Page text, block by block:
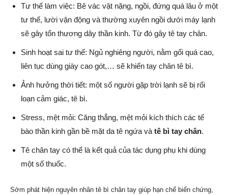
Tư thế làm việc: Bê vác vật nặng, ngồi, đứng quá lâu ở một
tư thế, lười vận động và thường xuyên ngồi dưới máy lạnh
sẽ gây tổn thương dây thần kinh. Từ đó gây tê tay chân.
Sinh hoạt sai tư thế: Ngủ nghiêng người, nằm gối quá cao,
liên tục dùng giày cao gót,… sẽ khiến tay chân tê bì.
Ảnh hưởng thời tiết: một số người gặp trời lạnh sẽ bị rối
loạn cảm giác, tê bì.
Stress, mệt mỏi: Căng thẳng, mệt mỏi kích thích các tế
bào thần kinh gần bề mặt da tê ngứa và tê bì tay chân.
Tê chân tay có thể là kết quả của tác dụng phụ khi dùng
một số thuốc.
Sớm phát hiện nguyên nhân tê bì chân tay giúp hạn chế biến chứng,